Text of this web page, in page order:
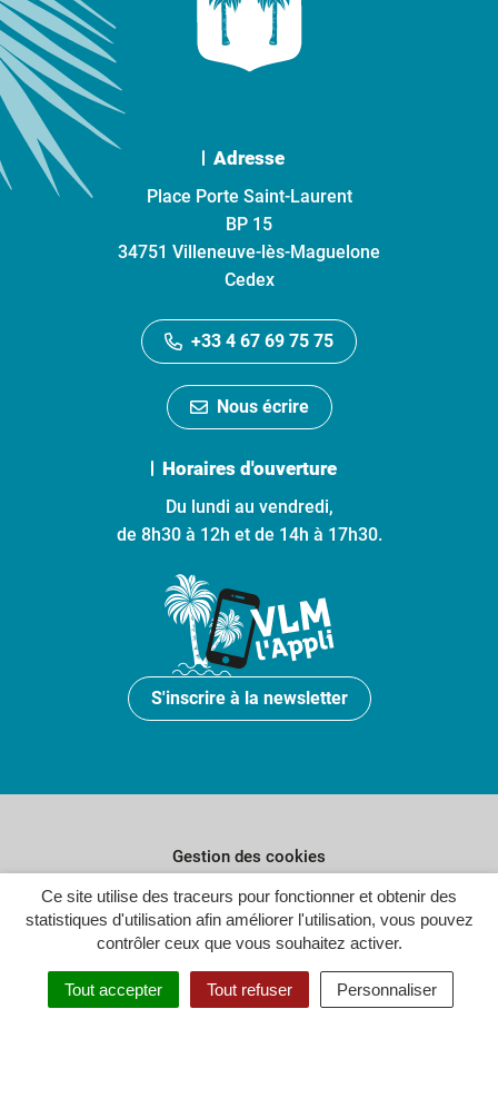
Ce site utilise des traceurs pour fonctionner et obtenir des
statistiques d'utilisation afin améliorer l'utilisation, vous pouvez
contrôler ceux que vous souhaitez activer.
Tout accepter Tout refuser Personnaliser
Adresse
Place Porte Saint-Laurent
BP 15
34751 Villeneuve-lès-Maguelone
Cedex
+33 4 67 69 75 75
Nous écrire
Horaires d'ouverture
Du lundi au vendredi,
de 8h30 à 12h et de 14h à 17h30.
S'inscrire à la newsletter
Gestion des cookies
Plan du site
Politique de confidentialité
Crédits